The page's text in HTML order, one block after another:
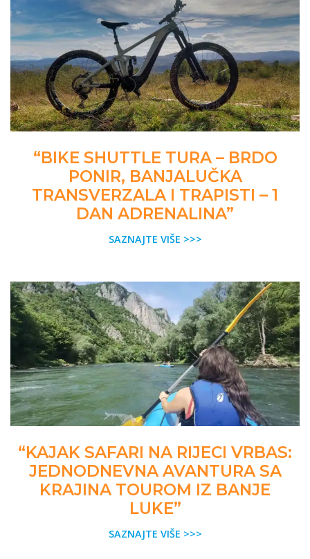
“BIKE SHUTTLE TURA – BRDO
PONIR, BANJALUČKA
TRANSVERZALA I TRAPISTI – 1
DAN ADRENALINA”
SAZNAJTE VIŠE >>>
“KAJAK SAFARI NA RIJECI VRBAS:
JEDNODNEVNA AVANTURA SA
KRAJINA TOUROM IZ BANJE
LUKE”
SAZNAJTE VIŠE >>>